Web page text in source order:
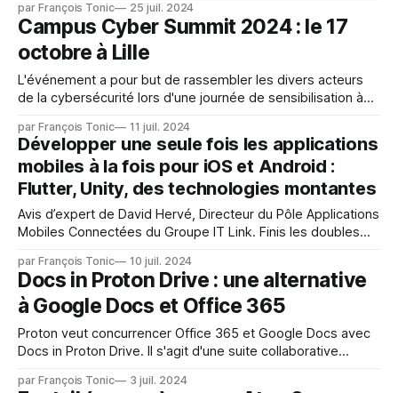
qu'il soutient : k0s, k0smotron et Lagoon. « L’open source
est au
par François Tonic 25 juil. 2024
Campus Cyber Summit 2024 : le 17
octobre à Lille
L'événement a pour but de rassembler les divers acteurs
de la cybersécurité lors d'une journée de sensibilisation à
des experts du domaine. Le programme détaillé vous sera
prochainement disponible. Pour cette deuxième édition, le
Campus Cyber
par François Tonic 11 juil. 2024
Développer une seule fois les applications
mobiles à la fois pour iOS et Android :
Flutter, Unity, des technologies montantes
Avis d’expert de David Hervé, Directeur du Pôle Applications
Mobiles Connectées du Groupe IT Link. Finis les doubles
disponibles d’abord sur iPhone puis Android ou l’inverse.
Les technologies cross-plateformes abolissent cette
contrainte et deviennent incontournables. Flutter : simple,
efficace, open
par François Tonic 10 juil. 2024
Docs in Proton Drive : une alternative
à Google Docs et Office 365
Proton veut concurrencer Office 365 et Google Docs avec
Docs in Proton Drive. Il s'agit d'une suite collaborative
L'éditeur promet : * aucun partage ou collecte de données *
par François Tonic 3 juil. 2024